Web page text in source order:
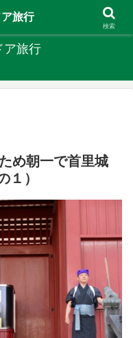
びを楽しんでます
ア旅行
め朝一で首里城
１）
旅行
検索